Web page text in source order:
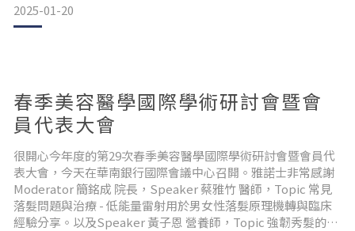
2025-01-20
春季美容醫學國際學術研討會暨會
員代表大會
很開心今年度的第29次春季美容醫學國際學術研討會暨會員代
表大會，今天在華南銀行國際會議中心召開。雅諾士非常感謝
Moderator 簡銘成 院長，Speaker 蔡雅竹 醫師，Topic 常見
落髮問題與治療 - 低能量雷射用於男女性落髮原理機轉與臨床
經驗分享。以及Speaker 黃子恩 營養師，Topic 強韌秀髮的營